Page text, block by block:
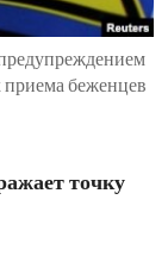
приема беженцев
точку